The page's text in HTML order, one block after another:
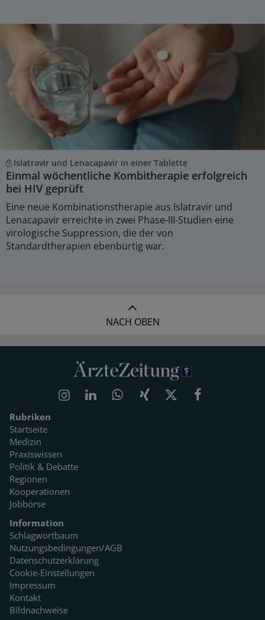
Islatravir und Lenacapavir in einer Tablette
Einmal wöchentliche Kombitherapie erfolgreich
bei HIV geprüft
Eine neue Kombinationstherapie aus Islatravir und
Lenacapavir erreichte in zwei Phase-III-Studien eine
virologische Suppression, die der von
Standardtherapien ebenbürtig war.
NACH OBEN
Rubriken
Startseite
Medizin
Praxiswissen
Politik & Debatte
Regionen
Kooperationen
Jobbörse
Information
Schlagwortbaum
Nutzungsbedingungen/AGB
Datenschutzerklärung
Cookie-Einstellungen
Impressum
Kontakt
Bildnachweise